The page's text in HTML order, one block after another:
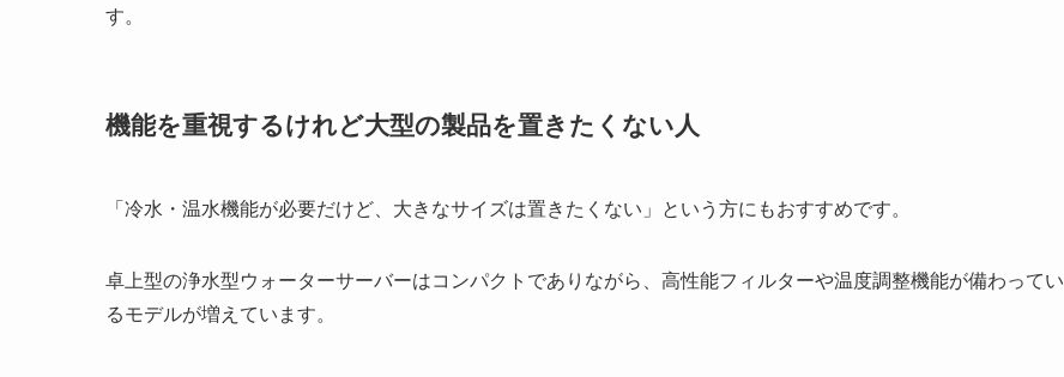
す。
機能を重視するけれど大型の製品を置きたくない人
「冷水・温水機能が必要だけど、大きなサイズは置きたくない」という方にもおすすめです。
卓上型の浄水型ウォーターサーバーはコンパクトでありながら、高性能フィルターや温度調整機能が備わってい
るモデルが増えています。